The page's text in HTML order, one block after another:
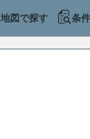
地図で探す 条